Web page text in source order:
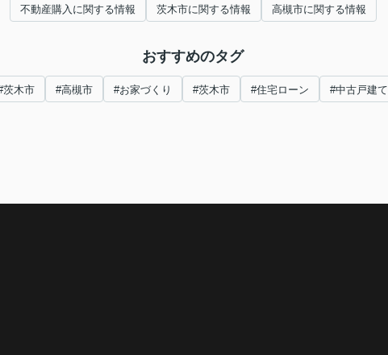
不動産購入に関する情報 茨木市に関する情報 高槻市に関する情報
おすすめのタグ
茨木市 #高槻市 #お家づくり #茨木市 #住宅ローン #中古戸建て